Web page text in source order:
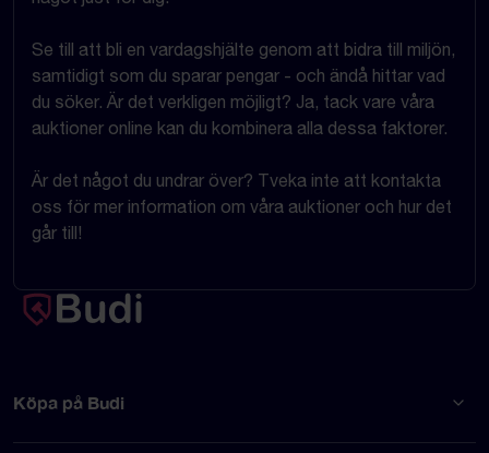
Se till att bli en vardagshjälte genom att bidra till miljön,
samtidigt som du sparar pengar - och ändå hittar vad
du söker. Är det verkligen möjligt? Ja, tack vare våra
auktioner online kan du kombinera alla dessa faktorer.
Är det något du undrar över? Tveka inte att kontakta
oss för mer information om våra auktioner och hur det
går till!
Köpa på Budi